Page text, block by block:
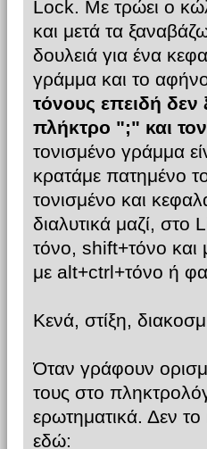
Lock. Με τρώει ο
και μετά τα
δουλειά για ένα
γράμμα και το
τόνους επειδή δεν
πλήκτρο ";" και
τονισμένο γράμμα
κρατάμε πατημένο
τονισμένο και
διαλυτικά μαζί,
τόνο, shift+τόνο
με alt+ctrl+τόνο ή
Κενά, στίξη,
Όταν γράφουν
τους στο
ερωτηματικά. Δεν
εδώ: